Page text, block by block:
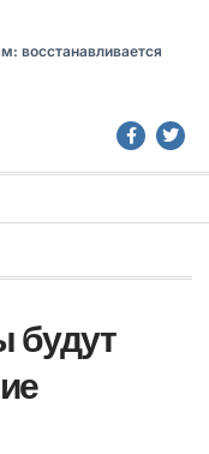
восстанавливается
будут